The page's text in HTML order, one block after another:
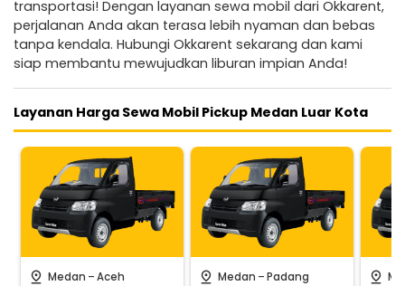
transportasi! Dengan layanan sewa mobil dari Okkarent,
perjalanan Anda akan terasa lebih nyaman dan bebas
tanpa kendala. Hubungi Okkarent sekarang dan kami
siap membantu mewujudkan liburan impian Anda!
Layanan Harga Sewa Mobil Pickup Medan Luar Kota
pin_drop Medan -Aceh pin_drop Medan -Padang pin_drop